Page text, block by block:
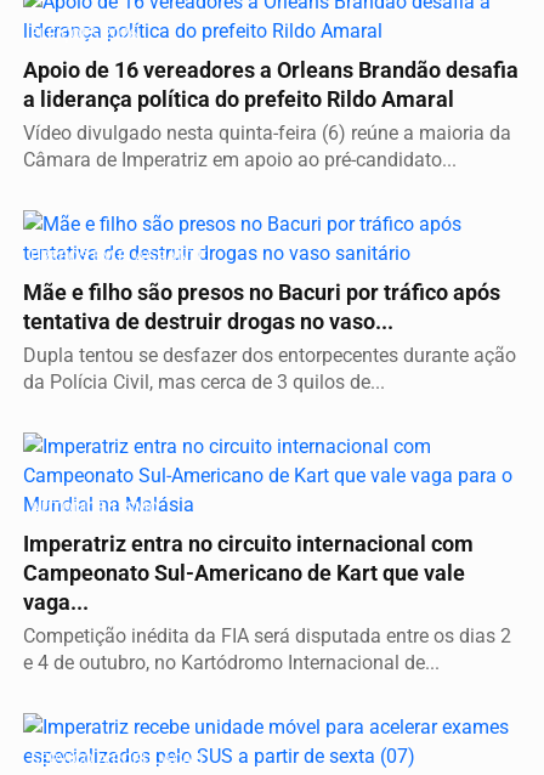
ELEIÇÕES 2026
Apoio de 16 vereadores a Orleans Brandão desafia
a liderança política do prefeito Rildo Amaral
Vídeo divulgado nesta quinta-feira (6) reúne a maioria da
Câmara de Imperatriz em apoio ao pré-candidato...
PRESOS EM FLAGRANTE
Mãe e filho são presos no Bacuri por tráfico após
tentativa de destruir drogas no vaso...
Dupla tentou se desfazer dos entorpecentes durante ação
da Polícia Civil, mas cerca de 3 quilos de...
AUTOMOBILISMO
Imperatriz entra no circuito internacional com
Campeonato Sul-Americano de Kart que vale
vaga...
Competição inédita da FIA será disputada entre os dias 2
e 4 de outubro, no Kartódromo Internacional de...
SERVIÇO A POPULAÇÃO